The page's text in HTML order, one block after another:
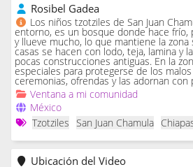
Rosibel Gadea
Los niños tzotziles de San Juan
entorno, es un bosque donde hace frío,
y llueve mucho, lo que mantiene la zona
casas se hacen con lodo, teja, lamina y
pocas construcciones antiguas. En la
especiales para protegerse de los
ceremonias, ofrendas y las adornan con
Ventana a mi comunidad
México
Tzotziles
San Juan Chamula
Ubicación del Video